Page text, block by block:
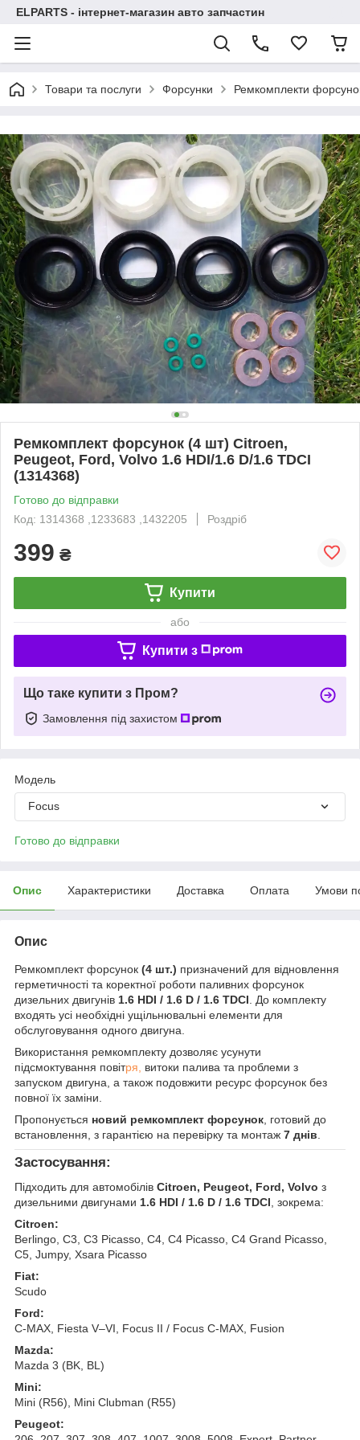
ELPARTS - інтернет-магазин авто запчастин
Товари та послуги Форсунки Ремкомплекти
Ремкомплект форсунок (4 шт) Citroen,
Peugeot, Ford, Volvo 1.6 HDI/1.6 D/1.6 TDCI
(1314368)
Готово до відправки
Код: 1314368 ,1233683 ,1432205
Роздріб
399 ₴
Купити
або
Купити з
Що таке купити з Пром?
Замовлення під захистом
Мoдель
Focus
Готово до відправки
Опис Характеристики Доставка Оплата Умови
Опис
Ремкомплект форсунок (4 шт.) призначений для відновлення
герметичності та коректної роботи паливних форсунок
дизельних двигунів 1.6 HDI / 1.6 D / 1.6 TDCI . До комплекту
входять усі необхідні ущільнювальні елементи для
обслуговування одного двигуна.
Використання ремкомплекту дозволяє усунути
підсмоктування повітря, витоки палива та проблеми з
запуском двигуна, а також подовжити ресурс форсунок без
повної їх заміни.
Пропонується новий ремкомплект форсунок , готовий до
встановлення, з гарантією на перевірку та монтаж 7 днів
Застосування:
Підходить для автомобілів Citroen, Peugeot, Ford, Volvo з
дизельними двигунами 1.6 HDI / 1.6 D / 1.6 TDCI , зокрема:
Citroen:
Berlingo, C3, C3 Picasso, C4, C4 Picasso, C4 Grand Picasso,
C5, Jumpy, Xsara Picasso
Fiat:
Scudo
Ford:
C-MAX, Fiesta V–VI, Focus II / Focus C-MAX, Fusion
Mazda:
Mazda 3 (BK, BL)
Mini:
Mini (R56), Mini Clubman (R55)
Peugeot: